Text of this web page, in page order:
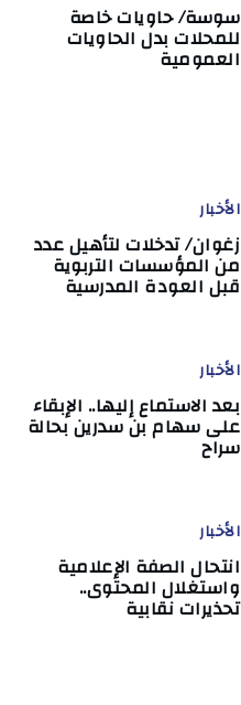
سوسة/ حاويات خاصة
للمحلات بدل الحاويات
العمومية
الأخبار
زغوان/ تدخلات لتأهيل عدد
من المؤسسات التربوية
قبل العودة المدرسية
الأخبار
بعد الاستماع إليها.. الإبقاء
على سهام بن سدرين بحالة
سراح
الأخبار
انتحال الصفة الإعلامية
واستغلال المحتوى..
تحذيرات نقابية